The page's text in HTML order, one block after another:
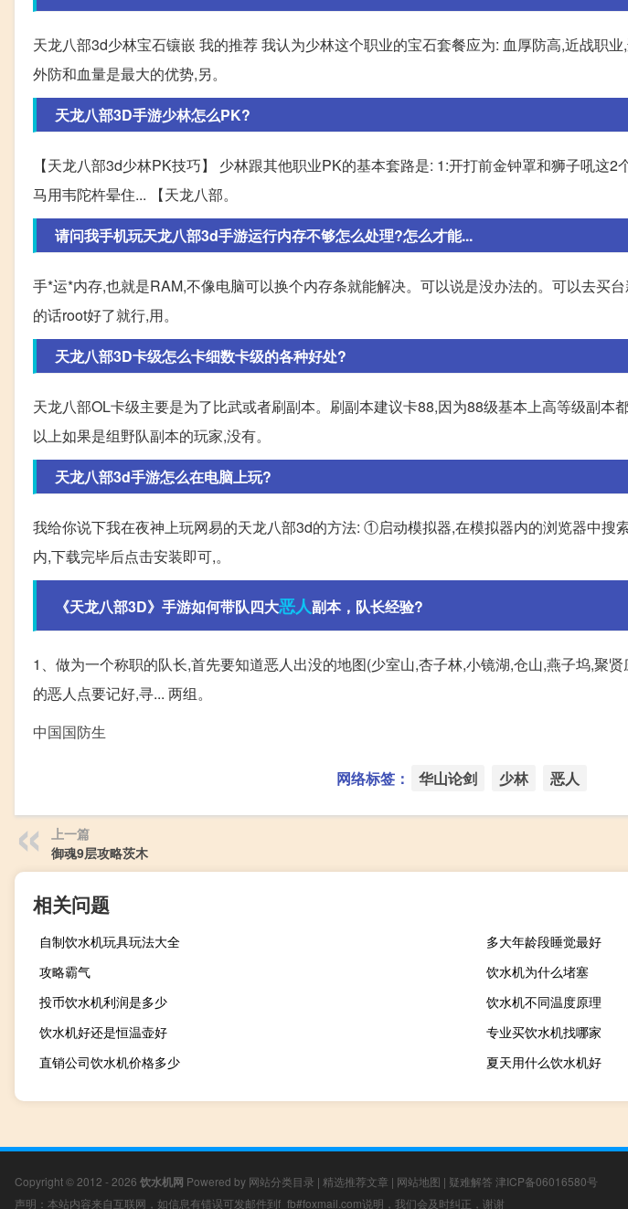
天龙八部3d少林宝石镶嵌 我的推荐 我认为少林这个职业的宝石套餐应为: 血厚防高,近战职
外防和血量是最大的优势,另。
天龙八部3D手游少林怎么PK?
【天龙八部3d少林PK技巧】 少林跟其他职业PK的基本套路是: 1:开打前金钟罩和狮子吼这
马用韦陀杵晕住... 【天龙八部。
请问我手机玩天龙八部3d手游运行内存不够怎么处理?怎么才能...
手*运*内存,也就是RAM,不像电脑可以换个内存条就能解决。可以说是没办法的。可以去买
的话root好了就行,用。
天龙八部3D卡级怎么卡细数卡级的各种好处?
天龙八部OL卡级主要是为了比武或者刷副本。刷副本建议卡88,因为88级基本上高等级副本
以上如果是组野队副本的玩家,没有。
天龙八部3d手游怎么在电脑上玩?
我给你说下我在夜神上玩网易的天龙八部3d的方法: ①启动模拟器,在模拟器内的浏览器中搜
内,下载完毕后点击安装即可,。
《天龙八部3D》手游如何带队四大恶人副本，队长经验?
1、做为一个称职的队长,首先要知道恶人出没的地图(少室山,杏子林,小镜湖,仓山,燕子坞,聚
的恶人点要记好,寻... 两组。
中国国防生
网络标签： 华山论剑 少林 恶人
上一篇
御魂9层攻略茨木
相关问题
自制饮水机玩具玩法大全
多大年龄段睡觉最好
攻略霸气
饮水机为什么堵塞
投币饮水机利润是多少
饮水机不同温度原理
饮水机好还是恒温壶好
专业买饮水机找哪家
直销公司饮水机价格多少
夏天用什么饮水机好
Copyright © 2012 - 2026 饮水机网 Powered by 网站分类目录 | 精选推荐文章 | 网站地图 | 疑难解答 津ICP备06016580号
声明：本站内容来自互联网，如信息有错误可发邮件到f_fb#foxmail.com说明，我们会及时纠正，谢谢